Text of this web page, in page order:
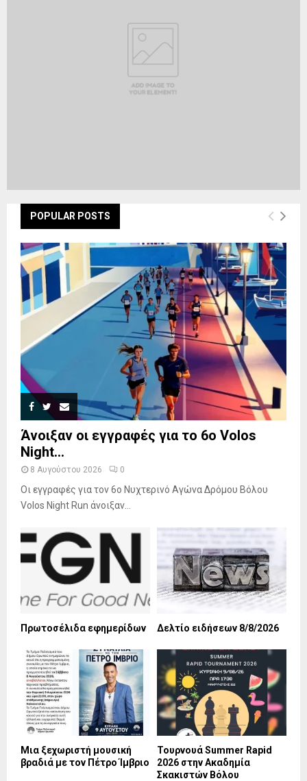
POPULAR POSTS
Άνοιξαν οι εγγραφές για το 6ο Volos
Night...
8 Αυγούστου 2026 0
Οι εγγραφές για τον 6ο Νυχτερινό Αγώνα Δρόμου Βόλου
Volos Night Run άνοιξαν...
Πρωτοσέλιδα εφημερίδων Δελτίο ειδήσεων 8/8/2026
Mια ξεχωριστή μουσική
βραδιά με τον Πέτρο Ίμβριο
Τουρνουά Summer Rapid
2026 στην Ακαδημία
Σκακιστών Βόλου